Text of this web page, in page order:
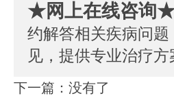
★网上在线咨询
约解答相关疾病问
见，提供专业治疗
下一篇：没有了